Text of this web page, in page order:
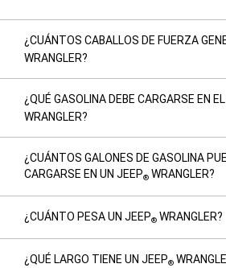
¿CUÁNTOS CABALLOS DE FUERZA
WRANGLER?
¿QUÉ GASOLINA DEBE CARGARSE EN
WRANGLER?
¿CUÁNTOS GALONES DE GASOLINA
CARGARSE EN UN JEEP® WRANGLER?
¿CUÁNTO PESA UN JEEP® WRANGLER?
¿QUÉ LARGO TIENE UN JEEP®